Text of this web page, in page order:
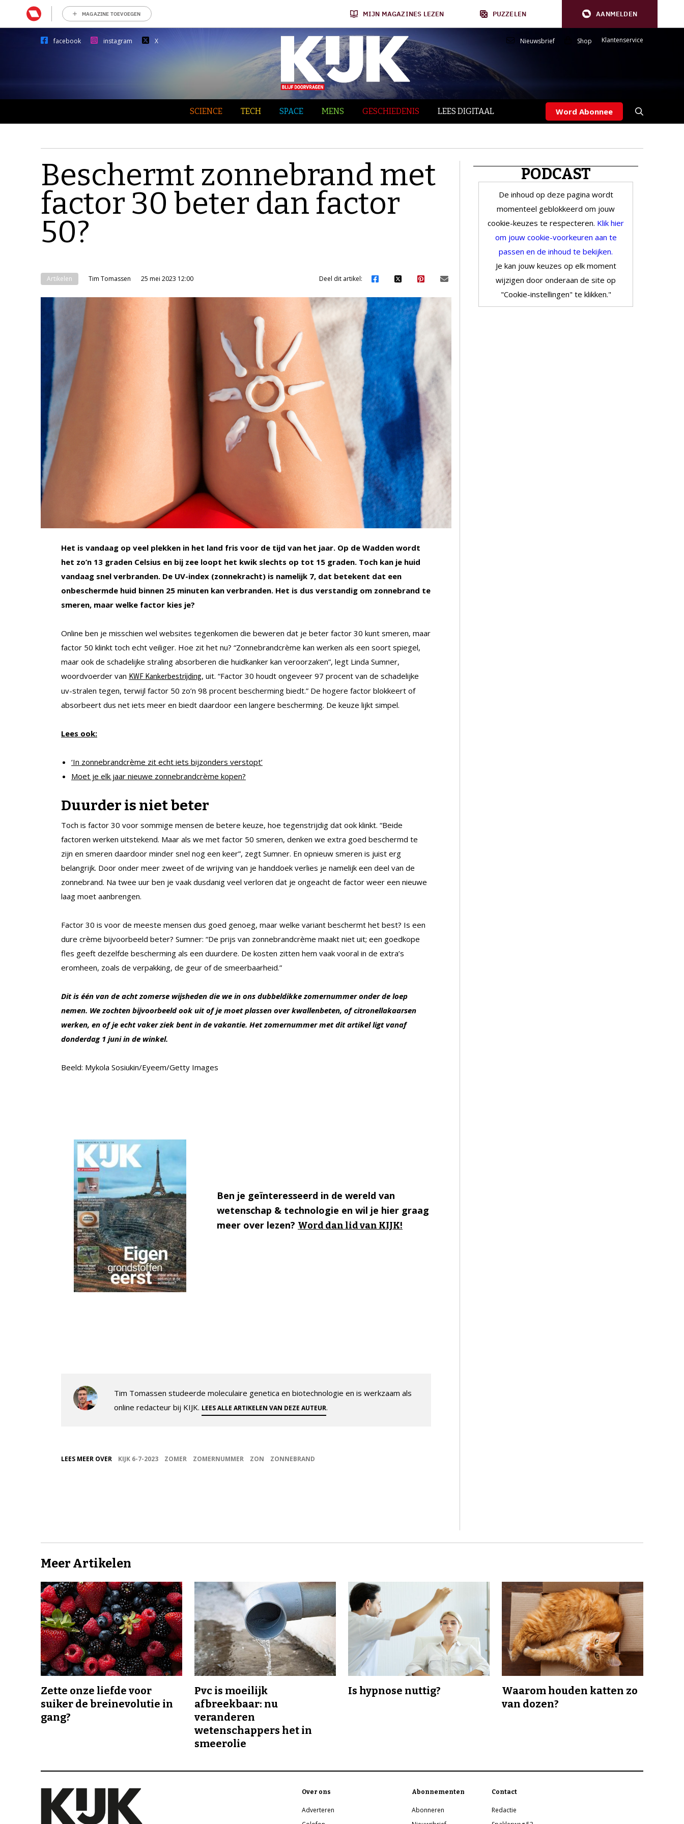
MAGAZINE TOEVOEGEN MIJN MAGAZINES LEZEN PUZZELEN AANMELDEN
facebook instagram X Nieuwsbrief Shop Klantenservice
SCIENCE TECH SPACE MENS GESCHIEDENIS LEES DIGITAAL Word Abonnee
Beschermt zonnebrand met
factor 30 beter dan factor
50?
Artikelen Tim Tomassen 25 mei 2023 12:00 Deel dit artikel:
Het is vandaag op veel plekken in het land fris voor de tijd van het jaar. Op de Wadden wordt
het zo’n 13 graden Celsius en bij zee loopt het kwik slechts op tot 15 graden. Toch kan je huid
vandaag snel verbranden. De UV-index (zonnekracht) is namelijk 7, dat betekent dat een
onbeschermde huid binnen 25 minuten kan verbranden. Het is dus verstandig om zonnebrand te
smeren, maar welke factor kies je?
Online ben je misschien wel websites tegenkomen die beweren dat je beter factor 30 kunt smeren, maar
factor 50 klinkt toch echt veiliger. Hoe zit het nu? “Zonnebrandcrème kan werken als een soort spiegel,
maar ook de schadelijke straling absorberen die huidkanker kan veroorzaken”, legt Linda Sumner,
woordvoerder van KWF Kankerbestrijding, uit. “Factor 30 houdt ongeveer 97 procent van de schadelijke
uv-stralen tegen, terwijl factor 50 zo’n 98 procent bescherming biedt.” De hogere factor blokkeert of
absorbeert dus net iets meer en biedt daardoor een langere bescherming. De keuze lijkt simpel.
Lees ook:
‘In zonnebrandcrème zit echt iets bijzonders verstopt’
Moet je elk jaar nieuwe zonnebrandcrème kopen?
Duurder is niet beter
Toch is factor 30 voor sommige mensen de betere keuze, hoe tegenstrijdig dat ook klinkt. “Beide
factoren werken uitstekend. Maar als we met factor 50 smeren, denken we extra goed beschermd te
zijn en smeren daardoor minder snel nog een keer”, zegt Sumner. En opnieuw smeren is juist erg
belangrijk. Door onder meer zweet of de wrijving van je handdoek verlies je namelijk een deel van de
zonnebrand. Na twee uur ben je vaak dusdanig veel verloren dat je ongeacht de factor weer een nieuwe
laag moet aanbrengen.
Factor 30 is voor de meeste mensen dus goed genoeg, maar welke variant beschermt het best? Is een
dure crème bijvoorbeeld beter? Sumner: “De prijs van zonnebrandcrème maakt niet uit; een goedkope
fles geeft dezelfde bescherming als een duurdere. De kosten zitten hem vaak vooral in de extra’s
eromheen, zoals de verpakking, de geur of de smeerbaarheid.”
Dit is één van de acht zomerse wijsheden die we in ons dubbeldikke zomernummer onder de loep
nemen. We zochten bijvoorbeeld ook uit of je moet plassen over kwallenbeten, of citronellakaarsen
werken, en of je echt vaker ziek bent in de vakantie. Het zomernummer met dit artikel ligt vanaf
donderdag 1 juni in de winkel.
Beeld: Mykola Sosiukin/Eyeem/Getty Images
Ben je geïnteresseerd in de wereld van
wetenschap & technologie en wil je hier graag
meer over lezen? Word dan lid van KIJK!
Tim Tomassen studeerde moleculaire genetica en biotechnologie en is werkzaam als
online redacteur bij KIJK. LEES ALLE ARTIKELEN VAN DEZE AUTEUR.
LEES MEER OVER KIJK 6-7-2023 ZOMER ZOMERNUMMER ZON ZONNEBRAND
PODCAST
De inhoud op deze pagina wordt
momenteel geblokkeerd om jouw
cookie-keuzes te respecteren. Klik hier
om jouw cookie-voorkeuren aan te
passen en de inhoud te bekijken.
Je kan jouw keuzes op elk moment
wijzigen door onderaan de site op
"Cookie-instellingen" te klikken."
Meer Artikelen
Zette onze liefde voor
suiker de breinevolutie in
gang?
Pvc is moeilijk
afbreekbaar: nu
veranderen
wetenschappers het in
smeerolie
Is hypnose nuttig?
Waarom houden katten zo
van dozen?
Over ons
Adverteren
Abonnementen
Abonneren
Contact
Redactie